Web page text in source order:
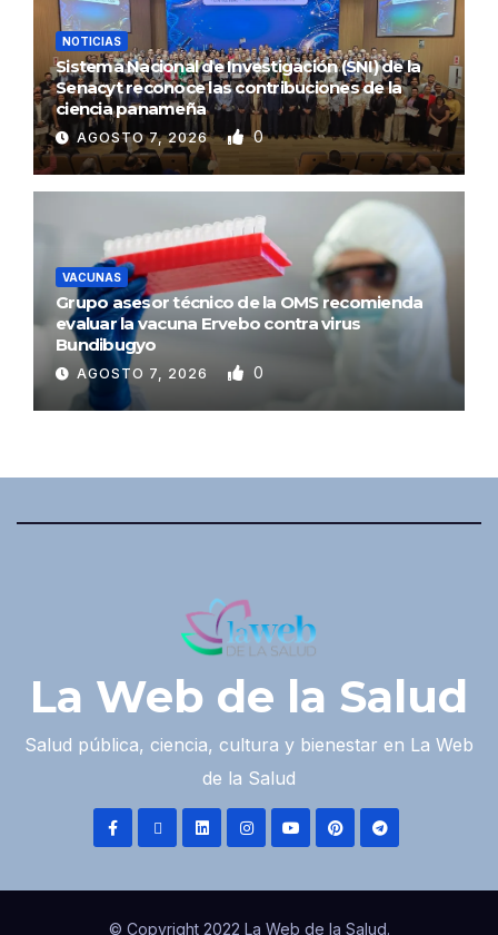
NOTICIAS
Sistema Nacional de Investigación (SNI) de la
Senacyt reconoce las contribuciones de la
ciencia panameña
AGOSTO 7, 2026 0
VACUNAS
Grupo asesor técnico de la OMS recomienda
evaluar la vacuna Ervebo contra virus
Bundibugyo
AGOSTO 7, 2026 0
La Web de la Salud
Salud pública, ciencia, cultura y bienestar en La Web
de la Salud
© Copyright 2022 La Web de la Salud.